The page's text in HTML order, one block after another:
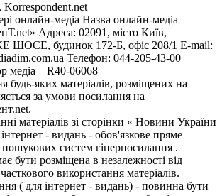
онлайн-медіа Назва онлайн-медіа –
Адреса: 02091, місто Київ,
ШОСЕ, будинок 172-Б, офіс 208/1 E-mail:
Телефон: 044-205-43-00
медіа – R40-06068
будь-яких матеріалів, розміщених на
за умови посилання на
матеріалів зі сторінки « Новини України
інтернет - видань - обов'язкове пряме
пошукових систем гіперпосилання .
бути розміщена в незалежності від
використання матеріалів.
( для інтернет - видань) - повинна бути